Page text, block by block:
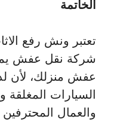
الخاتمة
تعتبر ونش رفع
شركة نقل عفش
عفش منزلك، لأن
السيارات المغلقة
والعمال